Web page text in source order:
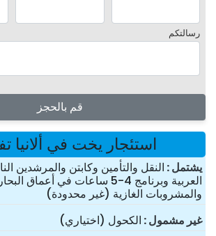
رسالتكم
قم بالحجز
استئجار يخت في ألانيا
یشتمل النقل والتأمين وكابتن والمرشدين
العربية وبرنامج 4-5 ساعات في أعماق
والمشروبات الغازية (غير محدودة)
غير مشمول الكحول (اختياري)